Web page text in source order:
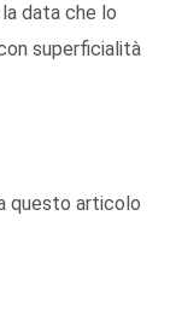
data che lo
superficialità
questo articolo